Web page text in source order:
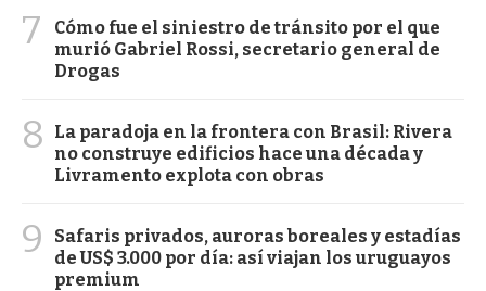
7
Cómo fue el siniestro de tránsito por el que
murió Gabriel Rossi, secretario general de
Drogas
8
La paradoja en la frontera con Brasil: Rivera
no construye edificios hace una década y
Livramento explota con obras
9
Safaris privados, auroras boreales y estadías
de US$ 3.000 por día: así viajan los uruguayos
premium